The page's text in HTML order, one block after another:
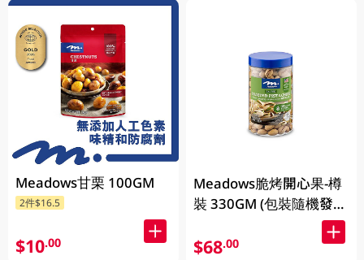
Meadows甘栗 100GM
2件$16.5
$10.00
Meadows脆烤開心果-樽
裝 330GM (包裝隨機發
$68.00